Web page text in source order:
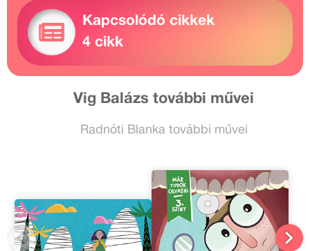
Kapcsolódó cikkek
4 cikk
Vig Balázs további művei
Radnóti Blanka további művei